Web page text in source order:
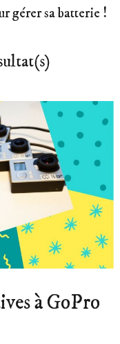
gérer sa batterie !
à GoPro